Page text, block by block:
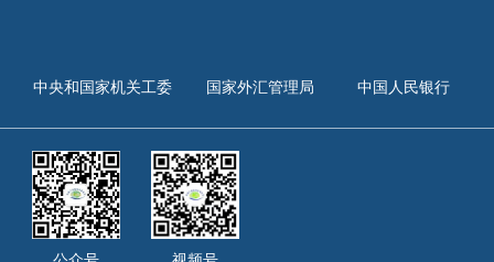
中央和国家机关工委 国家外汇管理局 中国人民银行